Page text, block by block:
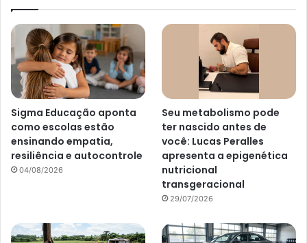
Sigma Educação aponta
como escolas estão
ensinando empatia,
resiliência e autocontrole
04/08/2026
Seu metabolismo pode
ter nascido antes de
você: Lucas Peralles
apresenta a epigenética
nutricional
transgeracional
29/07/2026